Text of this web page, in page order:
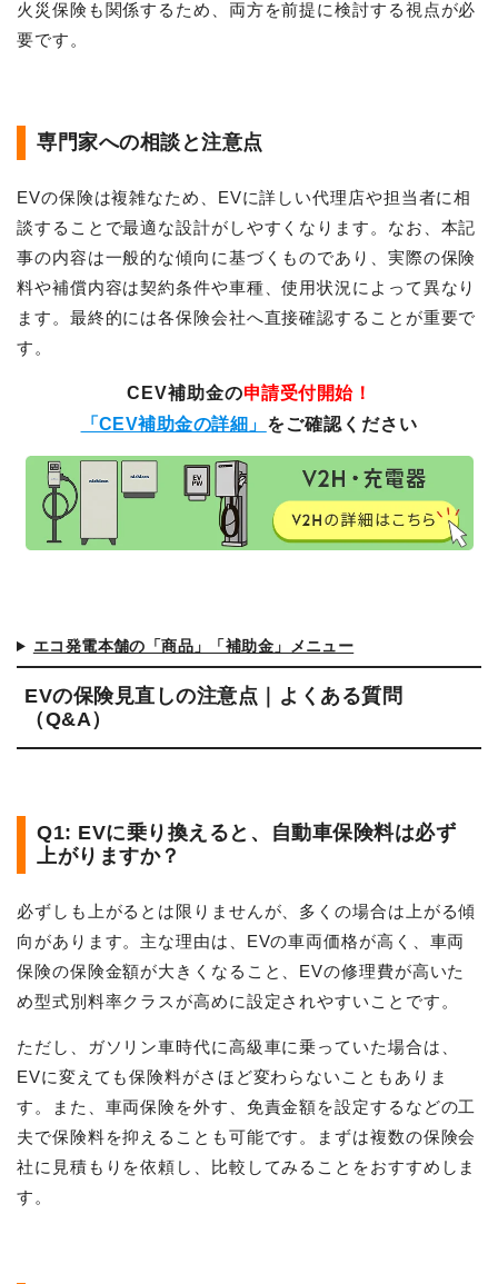
火災保険も関係するため、両方を前提に検討する視点が必
要です。
専門家への相談と注意点
EVの保険は複雑なため、EVに詳しい代理店や担当者に相
談することで最適な設計がしやすくなります。なお、本記
事の内容は一般的な傾向に基づくものであり、実際の保険
料や補償内容は契約条件や車種、使用状況によって異なり
ます。最終的には各保険会社へ直接確認することが重要で
す。
CEV補助金の申請受付開始！
「CEV補助金の詳細」 をご確認ください
エコ発電本舗の「商品」「補助金」メニュー
EVの保険見直しの注意点｜よくある質問
（Q&A）
Q1: EVに乗り換えると、自動車保険料は必ず
上がりますか？
必ずしも上がるとは限りませんが、多くの場合は上がる傾
向があります。主な理由は、EVの車両価格が高く、車両
保険の保険金額が大きくなること、EVの修理費が高いた
め型式別料率クラスが高めに設定されやすいことです。
ただし、ガソリン車時代に高級車に乗っていた場合は、
EVに変えても保険料がさほど変わらないこともありま
す。また、車両保険を外す、免責金額を設定するなどの工
夫で保険料を抑えることも可能です。まずは複数の保険会
社に見積もりを依頼し、比較してみることをおすすめしま
す。